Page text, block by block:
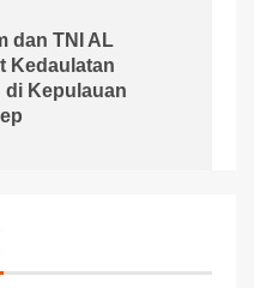
dan TNI AL
Kedaulatan
di Kepulauan